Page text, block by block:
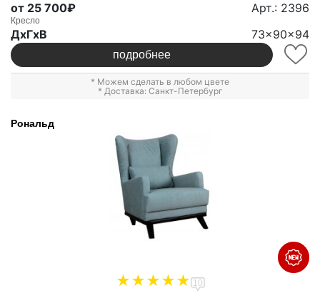
от 25 700₽ Арт.: 2396
Кресло
ДxГxВ 73x90x94
подробнее
* Можем сделать в любом цвете
* Доставка: Санкт-Петербург
Рональд
10